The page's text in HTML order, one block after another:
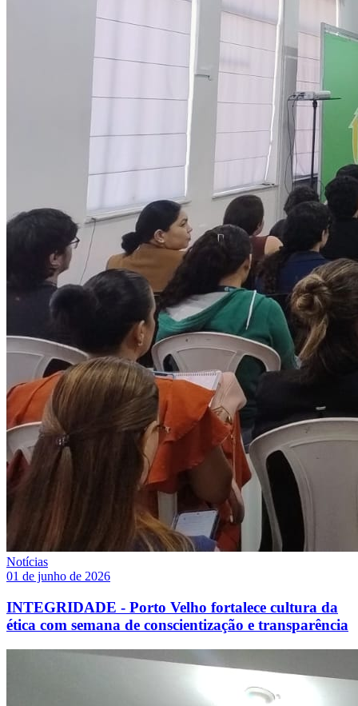
Notícias
01 de junho de 2026
INTEGRIDADE - Porto Velho fortalece cultura da
ética com semana de conscientização e transparência